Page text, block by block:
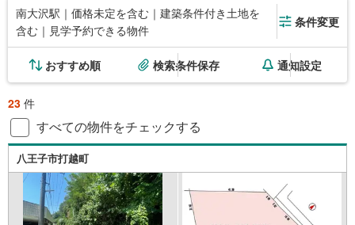
南大沢駅｜価格未定を含む｜建築条件付き土地を
含む｜見学予約できる物件
条件変更
おすすめ順 検索条件保存 通知設定
23 件
すべての物件をチェックする
八王子市打越町